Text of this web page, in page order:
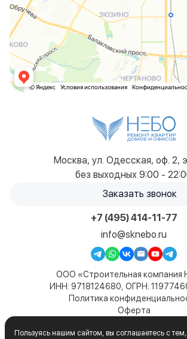
Москва, ул. Одесская, оф. 2,
без выходных 9:00 -
Заказать звонок
+7 (495) 414-11-77
info@sknebo.ru
ООО «Строительная компания
ИНН: 9718124680, ОГРН:
Политика
Оферта
© 2019-2026. Все права защищены. Сайт
Пользуясь нашим сайтом, вы соглашаетесь с тем,